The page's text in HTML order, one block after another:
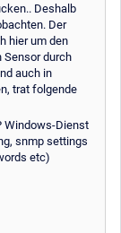
Deshalb
Der
hier um den
Sensor durch
auch in
trat folgende
Windows-Dienst
snmp settings
etc)